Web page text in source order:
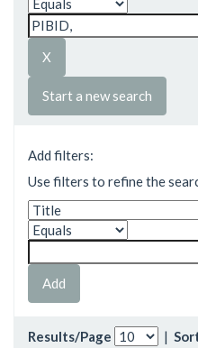
Start a new search
Add filters:
Use filters to refine the
Results/Page |